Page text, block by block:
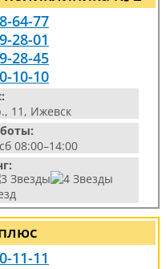
64-77
28-01
28-45
10-10
11, Ижевск
08:00–14:00
11-11